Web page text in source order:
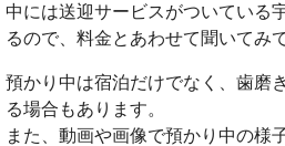
中には送迎サービスがついている
るので、料金とあわせて聞いてみ
預かり中は宿泊だけでなく、歯磨
る場合もあります。
また、動画や画像で預かり中の様